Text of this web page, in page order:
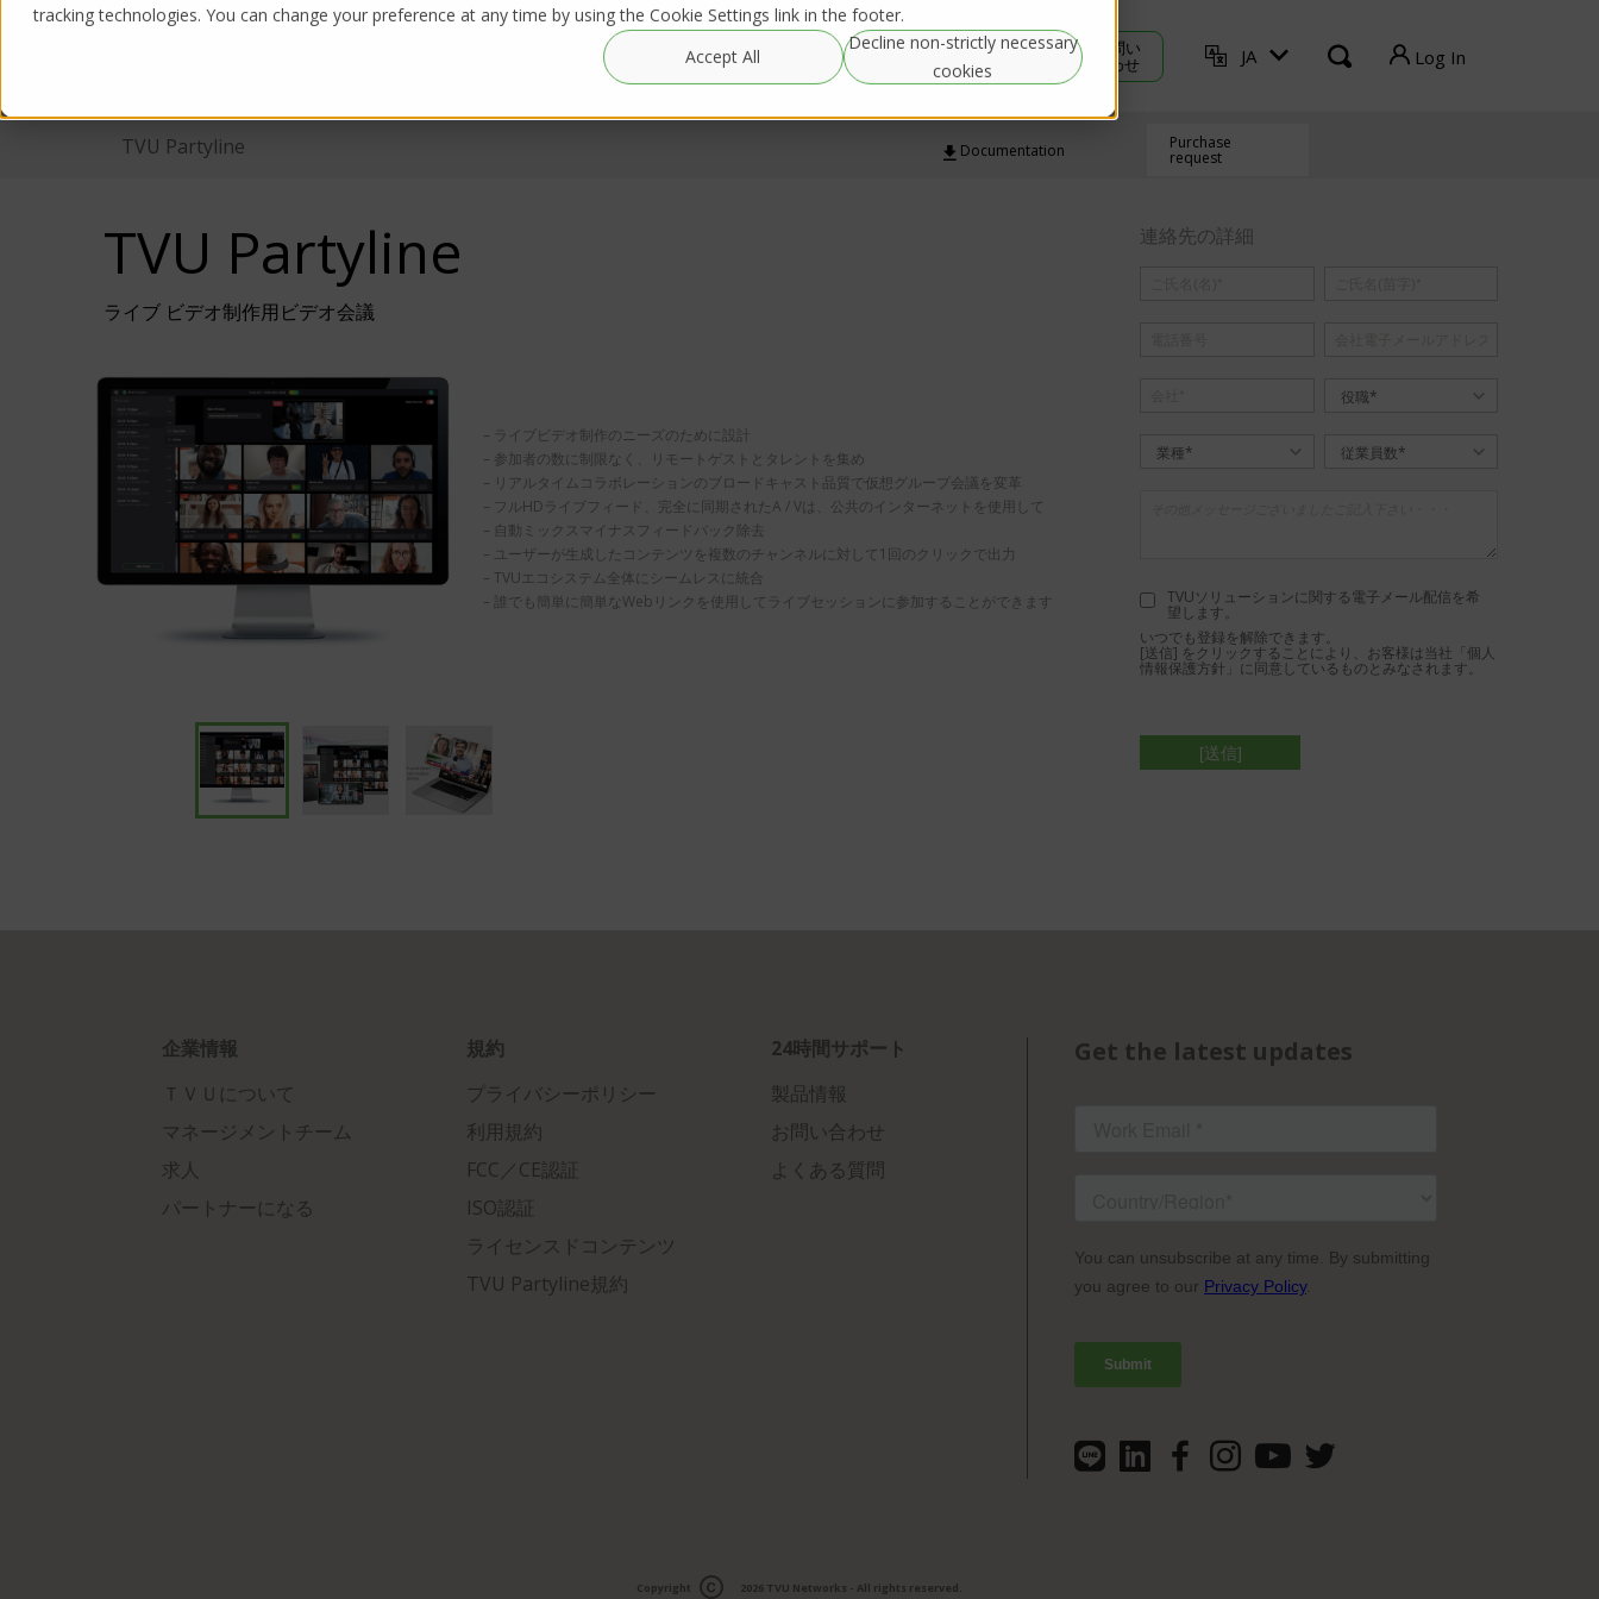
tracking technologies. You can change your preference at any time by using the Cookie Settings link in the footer.
Accept All
Decline non-strictly necessary
cookies
Resources IRL Streaming グローバルレンタル-
Global Rentals
お 問い
合わせ JA Log In
TVU Partyline Documentation Purchase
request
TVU Partyline
ライブ ビデオ制作用ビデオ会議
– ライブビデオ制作のニーズのために設計
– 参加者の数に制限なく、リモートゲストとタレントを集め
– リアルタイムコラボレーションのブロードキャスト品質で仮想グループ会議を変革
– フルHDライブフィード、完全に同期されたA / Vは、公共のインターネットを使用して
– 自動ミックスマイナスフィードバック除去
– ユーザーが生成したコンテンツを複数のチャンネルに対して1回のクリックで出力
– TVUエコシステム全体にシームレスに統合
– 誰でも簡単に簡単なWebリンクを使用してライブセッションに参加することができます
連絡先の詳細
役職*
業種* 従業員数*
TVUソリューションに関する電子メール配信を希
望します。
いつでも登録を解除できます。
[送信] をクリックすることにより、お客様は当社 「個人
情報保護方針」 に同意しているものとみなされます。
企業情報
ＴＶＵについて
マネージメントチーム
求人
パートナーになる
規約
プライバシーポリシー
利用規約
FCC／CE認証
ISO認証
ライセンスドコンテンツ
TVU Partyline規約
24時間サポート
製品情報
お問い合わせ
よくある質問
Get the latest updates
Copyright 2026 TVU Networks - All rights reserved.